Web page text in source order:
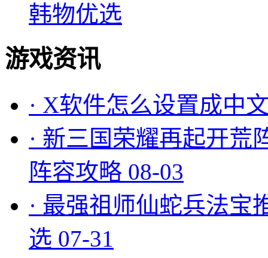
韩物优选
游戏资讯
· X软件怎么设置成中
· 新三国荣耀再起开荒
阵容攻略 08-03
· 最强祖师仙蛇兵法宝
选 07-31